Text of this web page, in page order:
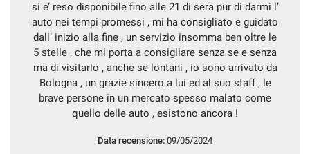
si e’ reso disponibile fino alle 21 di sera pur di darmi l’
auto nei tempi promessi , mi ha consigliato e guidato
dall’ inizio alla fine , un servizio insomma ben oltre le
5 stelle , che mi porta a consigliare senza se e senza
ma di visitarlo , anche se lontani , io sono arrivato da
Bologna , un grazie sincero a lui ed al suo staff , le
brave persone in un mercato spesso malato come
quello delle auto , esistono ancora !
Data recensione: 09/05/2024